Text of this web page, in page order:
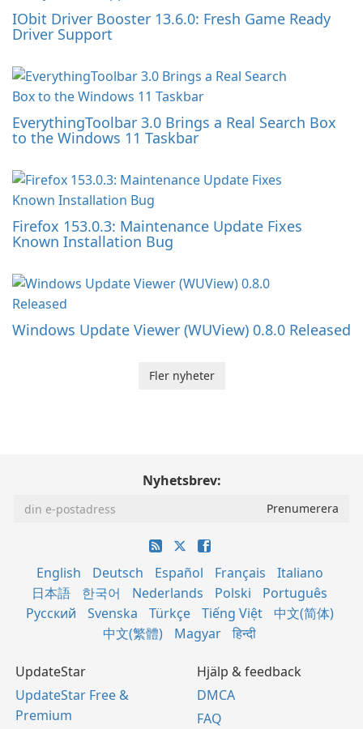
IObit Driver Booster 13.6.0: Fresh Game Ready
Driver Support
EverythingToolbar 3.0 Brings a Real Search Box
to the Windows 11 Taskbar
Firefox 153.0.3: Maintenance Update Fixes
Known Installation Bug
Windows Update Viewer (WUView) 0.8.0 Released
Fler nyheter
Nyhetsbrev:
English Deutsch Español Français
Italiano
日本語
한국어 Nederlands Polski
Português
Русский
Svenska Türkçe Tiếng Việt
中文(简体)
中文(繁體)
Magyar हिन्दी
UpdateStar
UpdateStar Free &
Premium
Hjälp & feedback
DMCA
FAQ